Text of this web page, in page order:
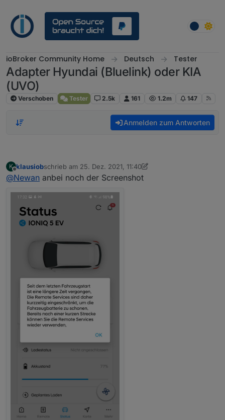
ioBroker Community Home Deutsch Tester
Adapter Hyundai (Bluelink) oder KIA
(UVO)
Verschoben Tester 2.5k 161 1.2m 147
Anmelden zum Antworten
K
Offline
klausiobschrieb am 25. Dez. 2021, 11:40
zuletzt editiert von klausiob
@Newan anbei noch der Screenshot